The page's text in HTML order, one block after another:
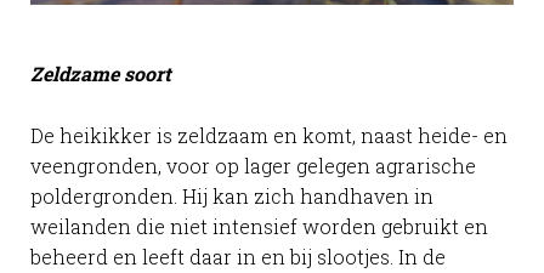
Zeldzame soort
De heikikker is zeldzaam en komt, naast heide- en
veengronden, voor op lager gelegen agrarische
poldergronden. Hij kan zich handhaven in
weilanden die niet intensief worden gebruikt en
beheerd en leeft daar in en bij slootjes. In de